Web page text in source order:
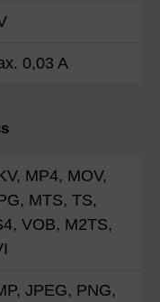
0,03 A
MP4, MOV,
MTS, TS,
VOB, M2TS,
JPEG, PNG,